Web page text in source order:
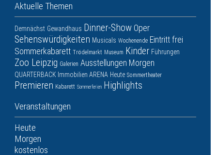
Aktuelle Themen
Demnächst Gewandhaus Dinner-Show Oper
Sehenswürdigkeiten Musicals Wochenende Eintritt frei
Sommerkabarett Trödelmarkt Museum Kinder Führungen
Zoo Leipzig Galerien Ausstellungen Morgen
QUARTERBACK Immobilien ARENA Heute Sommertheater
Premieren Kabarett Sommerferien Highlights
Veranstaltungen
Heute
Morgen
kostenlos